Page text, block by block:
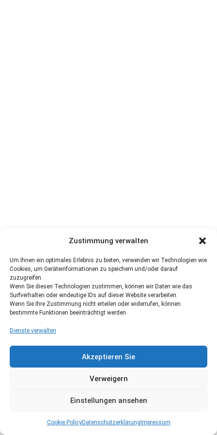
Zustimmung verwalten
Um Ihnen ein optimales Erlebnis zu bieten, verwenden wir Technologien wie
Cookies, um Geräteinformationen zu speichern und/oder darauf
zuzugreifen.
Wenn Sie diesen Technologien zustimmen, können wir Daten wie das
Surfverhalten oder eindeutige IDs auf dieser Website verarbeiten.
Wenn Sie Ihre Zustimmung nicht erteilen oder widerrufen, können
bestimmte Funktionen beeinträchtigt werden.
Dienste verwalten
Akzeptieren Sie
Verweigern
Einstellungen ansehen
Cookie PolicyDatenschutzerklärung Impressum